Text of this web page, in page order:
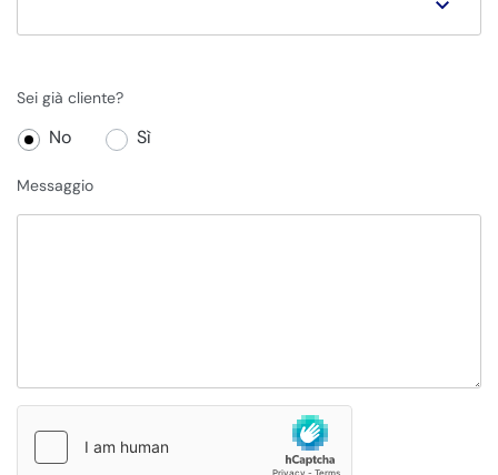
Sei già cliente?
No Sì
Messaggio